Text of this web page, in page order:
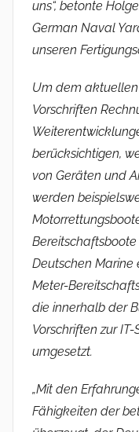
uns“, betonte
German Naval
unseren
Um dem
Vorschriften
berücksichtigen,
von Geräten und
werden
Deutschen Marine
Meter-
die innerhalb der
Vorschriften zur
umgesetzt.
„Mit den
Fähigkeiten der